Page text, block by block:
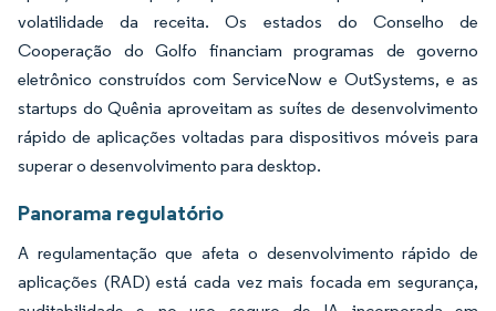
volatilidade da receita. Os estados do Conselho de
Cooperação do Golfo financiam programas de governo
eletrônico construídos com ServiceNow e OutSystems, e as
startups do Quênia aproveitam as suítes de desenvolvimento
rápido de aplicações voltadas para dispositivos móveis para
superar o desenvolvimento para desktop.
Panorama regulatório
A regulamentação que afeta o desenvolvimento rápido de
aplicações (RAD) está cada vez mais focada em segurança,